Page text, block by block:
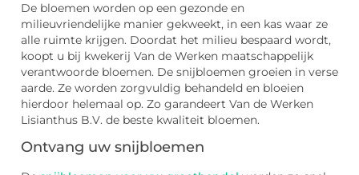
De bloemen worden op een gezonde en
milieuvriendelijke manier gekweekt, in een kas waar ze
alle ruimte krijgen. Doordat het milieu bespaard wordt,
koopt u bij kwekerij Van de Werken maatschappelijk
verantwoorde bloemen. De snijbloemen groeien in verse
aarde. Ze worden zorgvuldig behandeld en bloeien
hierdoor helemaal op. Zo garandeert Van de Werken
Lisianthus B.V. de beste kwaliteit bloemen.
Ontvang uw snijbloemen